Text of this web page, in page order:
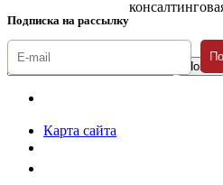
Подписка на рассылку
Карта сайта